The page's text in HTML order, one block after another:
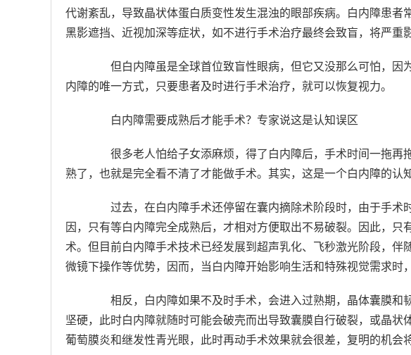
代谢紊乱，导致晶状体蛋白质变性发生混浊的眼部疾病。白内障患者
黑影遮挡、近视加深等症状，如不进行手术治疗最终会致盲，将严重
但白内障虽是全球首位致盲性眼病，但它又没那么可怕，因
内障的唯一方式，只要患者及时进行手术治疗，就可以恢复视力。
白内障需要成熟后才能手术？专家说这是认知误区
很多老人怕给子女添麻烦，得了白内障后，手术时间一拖再
熟了，也就是完全看不清了才能做手术。其实，这是一个白内障的认
过去，在白内障手术还停留在囊内摘除术阶段时，由于手术
因，只有等白内障完全成熟后，才相对方便取出不易破裂。因此，
术。但目前白内障手术技术已经发展到超声乳化、飞秒激光阶段，伴
微镜下操作等优势，因而，当白内障开始影响生活和特殊视觉需求时
相反，白内障如果不及时手术，会进入过熟期，晶体囊膜和
坚硬，此时白内障就随时可能会破壳而出导致囊膜自行破裂，或晶状
葡萄膜炎和继发性青光眼，此时再动手术效果就会很差，复明的机会